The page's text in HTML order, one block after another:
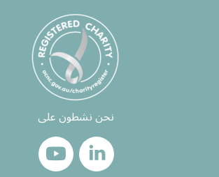
نحن نشطون على